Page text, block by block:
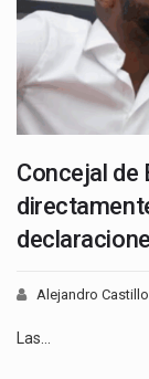
Concejal de
Alejandro Castillo
Las…